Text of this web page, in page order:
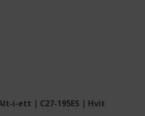
i-ett | C27-195ES | Hvit